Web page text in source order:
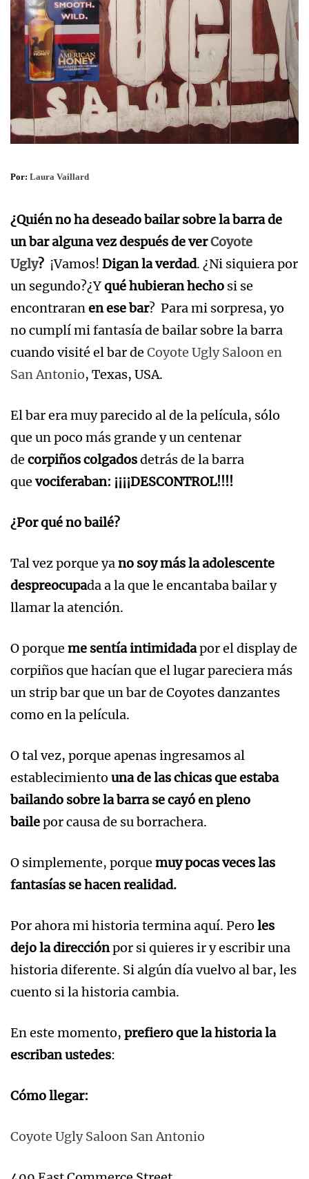
Por: Laura Vaillard
¿Quién no ha deseado bailar sobre la barra de
un bar alguna vez después de verCoyote
Ugly? ¡Vamos! Digan la verdad. ¿Ni siquiera por
un segundo?¿Yqué hubieran hecho si se
encontraran en ese bar? Para mi sorpresa, yo
no cumplí mi fantasía de bailar sobre la barra
cuando visité el bar de Coyote Ugly Saloon en
San Antonio, Texas, USA.
El bar era muy parecido al de la película, sólo
que un poco más grande y un centenar
de corpiños colgadosdetrás de la barra
que vociferaban: ¡¡¡¡DESCONTROL!!!!
¿Por qué no bailé?
Tal vez porque ya no soy más la adolescente
despreocupada a la que le encantaba bailar y
llamar la atención.
O porque me sentía intimidadapor el display de
corpiños que hacían que el lugar pareciera más
un strip bar que un bar de Coyotes danzantes
como en la película.
O tal vez, porque apenas ingresamos al
establecimiento una de las chicas que estaba
bailando sobre la barra se cayó en pleno
bailepor causa de su borrachera.
O simplemente, porque muy pocas veces las
fantasías se hacen realidad.
Por ahora mi historia termina aquí. Pero les
dejo la direcciónpor si quieres ir y escribir una
historia diferente. Si algún día vuelvo al bar, les
cuento si la historia cambia.
En este momento, prefiero que la historia la
escriban ustedes:
Cómo llegar:
Coyote Ugly Saloon San Antonio